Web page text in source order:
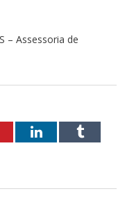
– Assessoria de
LinkedInTumblr